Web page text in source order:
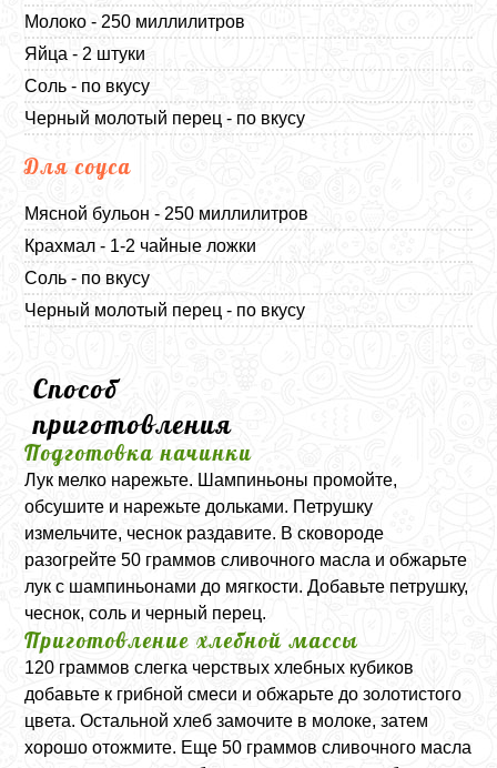
Молоко - 250 миллилитров
Яйца - 2 штуки
Соль - по вкусу
Черный молотый перец - по вкусу
Для соуса
Мясной бульон - 250 миллилитров
Крахмал - 1-2 чайные ложки
Соль - по вкусу
Черный молотый перец - по вкусу
Способ
приготовления
Подготовка начинки
Лук мелко нарежьте. Шампиньоны промойте,
обсушите и нарежьте дольками. Петрушку
измельчите, чеснок раздавите. В сковороде
разогрейте 50 граммов сливочного масла и обжарьте
лук с шампиньонами до мягкости. Добавьте петрушку,
чеснок, соль и черный перец.
Приготовление хлебной массы
120 граммов слегка черствых хлебных кубиков
добавьте к грибной смеси и обжарьте до золотистого
цвета. Остальной хлеб замочите в молоке, затем
хорошо отожмите. Еще 50 граммов сливочного масла